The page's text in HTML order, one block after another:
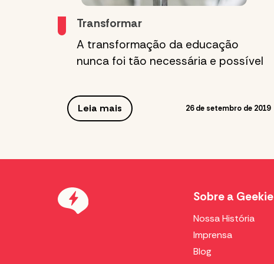
Transformar
A transformação da educação
nunca foi tão necessária e possível
Leia mais 26 de setembro de 2019
Sobre a Geekie
Nossa História
Imprensa
Blog